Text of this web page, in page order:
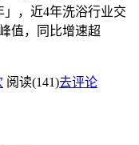
」，近4年洗浴行业交
值，同比增速超
阅读(141)去评论